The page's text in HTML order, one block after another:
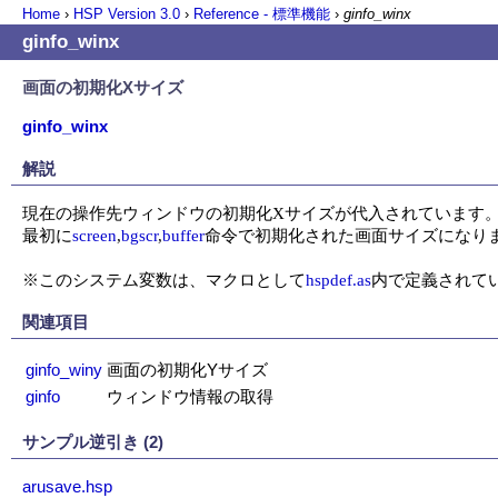
Home › HSP Version 3.0 › Reference - 標準機能 › ginfo_winx
ginfo_winx
画面の初期化Xサイズ
ginfo_winx
解説
現在の操作先ウィンドウの初期化Xサイズが代入されています。
最初にscreen,bgscr,buffer命令で初期化された画面サイズになり
※このシステム変数は、マクロとしてhspdef.as内で定義されて
関連項目
ginfo_winy 画面の初期化Yサイズ
ginfo
ウィンドウ情報の取得
サンプル逆引き (2)
arusave.hsp